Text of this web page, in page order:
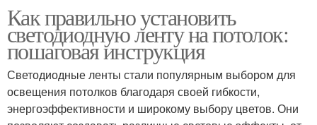
Как правильно установить
светодиодную ленту на потолок:
пошаговая инструкция
Светодиодные ленты стали популярным выбором для
освещения потолков благодаря своей гибкости,
энергоэффективности и широкому выбору цветов. Они